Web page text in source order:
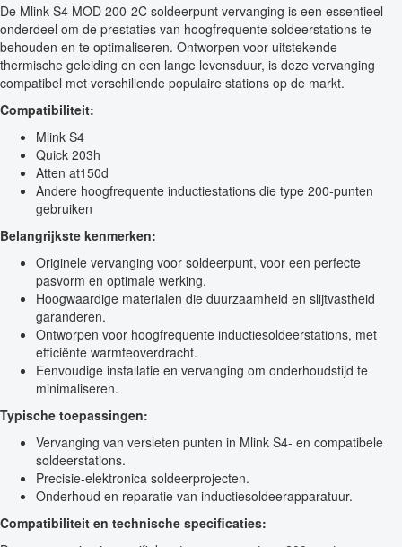
De Mlink S4 MOD 200-2C soldeerpunt vervanging is een essentieel
onderdeel om de prestaties van hoogfrequente soldeerstations te
behouden en te optimaliseren. Ontworpen voor uitstekende
thermische geleiding en een lange levensduur, is deze vervanging
compatibel met verschillende populaire stations op de markt.
Compatibiliteit:
Mlink S4
Quick 203h
Atten at150d
Andere hoogfrequente inductiestations die type 200-punten
gebruiken
Belangrijkste kenmerken:
Originele vervanging voor soldeerpunt, voor een perfecte
pasvorm en optimale werking.
Hoogwaardige materialen die duurzaamheid en slijtvastheid
garanderen.
Ontworpen voor hoogfrequente inductiesoldeerstations, met
efficiënte warmteoverdracht.
Eenvoudige installatie en vervanging om onderhoudstijd te
minimaliseren.
Typische toepassingen:
Vervanging van versleten punten in Mlink S4- en compatibele
soldeerstations.
Precisie-elektronica soldeerprojecten.
Onderhoud en reparatie van inductiesoldeerapparatuur.
Compatibiliteit en technische specificaties: